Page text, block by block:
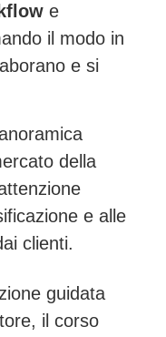
e
il modo in
e si
della
e alle
clienti.
guidata
il corso